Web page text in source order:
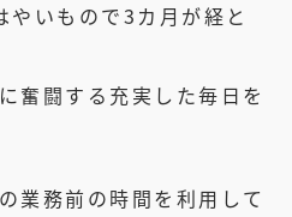
いもので3カ月が経と
奮闘する充実した毎日を
業務前の時間を利用して